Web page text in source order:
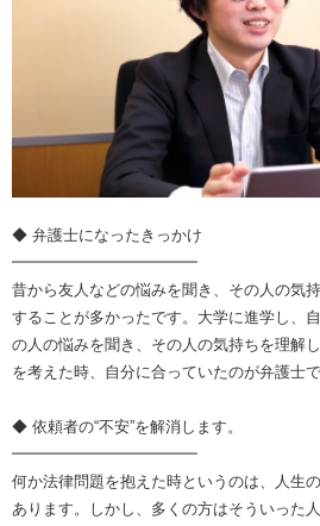
◆ 弁護士になったきっかけ
━━━━━━━━━━━━
昔から友人などの悩みを聞き、その人の気
することが多かったです。大学に進学し、
の人の悩みを聞き、その人の気持ちを理解
を考えた時、自分に合っていたのが弁護士で
◆ 依頼者の“不安”を解消します。
━━━━━━━━━━━━
何か法律問題を抱えた時というのは、人生
あります。しかし、多くの方はそういった